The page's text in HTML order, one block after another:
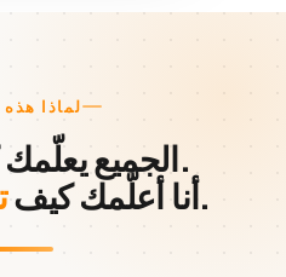
لماذا هذه
الجميع يعلّمك كيف تستأجر.
أنا أعلّمك كيف.